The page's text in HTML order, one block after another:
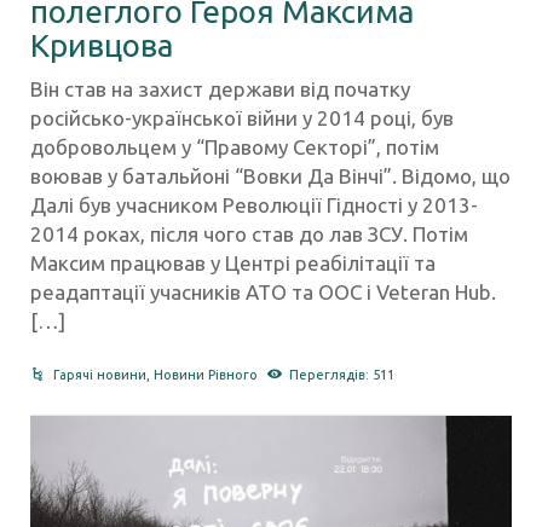
полеглого Героя Максима
Кривцова
Він став на захист держави від початку
російсько-української війни у 2014 році, був
добровольцем у “Правому Секторі”, потім
воював у батальйоні “Вовки Да Вінчі”. Відомо, що
Далі був учасником Революції Гідності у 2013-
2014 роках, після чого став до лав ЗСУ. Потім
Максим працював у Центрі реабілітації та
реадаптації учасників АТО та ООС і Veteran Hub.
[…]
Гарячі новини ,Новини Рівного Переглядів: 511